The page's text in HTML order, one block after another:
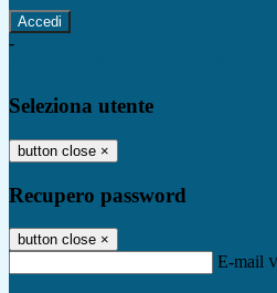
-
Seleziona utente
button close ×
Recupero password
button close ×
E-mail